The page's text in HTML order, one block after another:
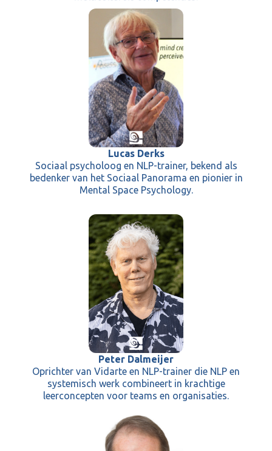
Lucas Derks
Sociaal psycholoog en NLP-trainer, bekend als
bedenker van het Sociaal Panorama en pionier in
Mental Space Psychology.
Peter Dalmeijer
Oprichter van Vidarte en NLP-trainer die NLP en
systemisch werk combineert in krachtige
leerconcepten voor teams en organisaties.